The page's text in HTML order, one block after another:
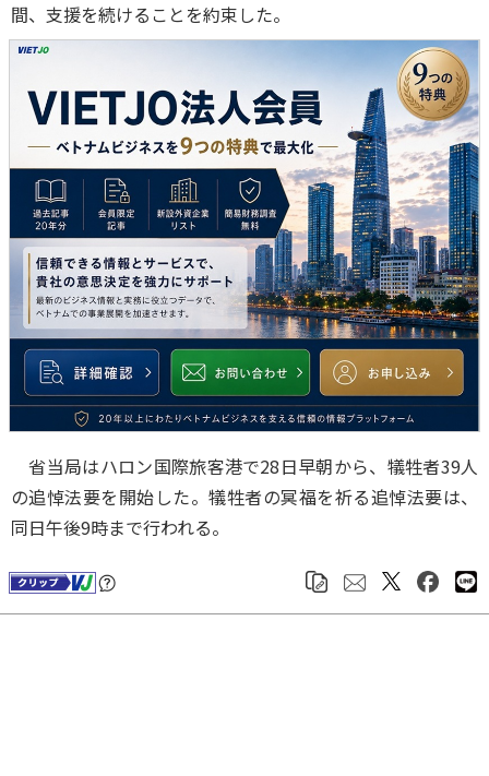
間、支援を続けることを約束した。
省当局はハロン国際旅客港で28日早朝から、犠牲者39人
の追悼法要を開始した。犠牲者の冥福を祈る追悼法要は、
同日午後9時まで行われる。